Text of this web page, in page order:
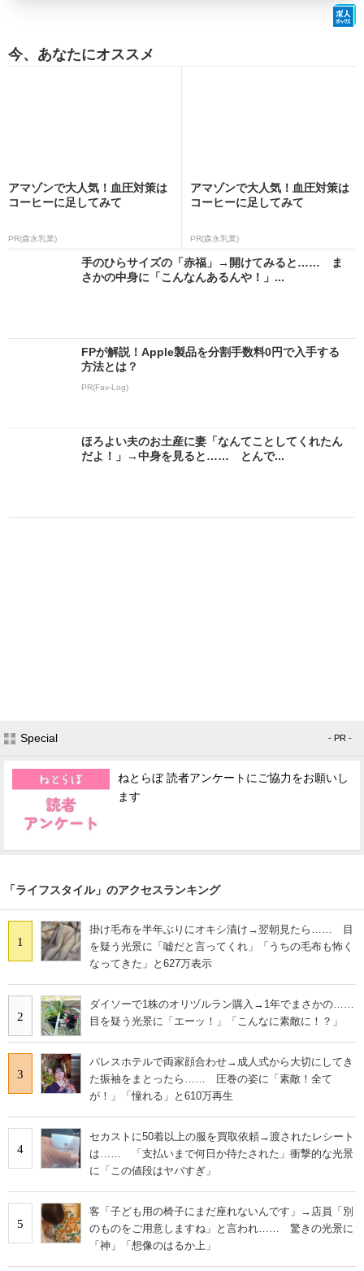
今、あなたにオススメ
アマゾンで大人気！血圧対策は
コーヒーに足してみて
PR(森永乳業)
アマゾンで大人気！血圧対策は
コーヒーに足してみて
PR(森永乳業)
手のひらサイズの「赤福」→開けてみると…… ま
さかの中身に「こんなんあるんや！」...
FPが解説！Apple製品を分割手数料0円で入手する
方法とは？
PR(Fav-Log)
ほろよい夫のお土産に妻「なんてことしてくれたん
だよ！」→中身を見ると…… とんで...
Special - PR -
ねとらぼ 読者アンケートにご協力をお願いし
ます
「ライフスタイル」のアクセスランキング
1
掛け毛布を半年ぶりにオキシ漬け→翌朝見たら…… 目
を疑う光景に「嘘だと言ってくれ」「うちの毛布も怖く
なってきた」と627万表示
2
ダイソーで1株のオリヅルラン購入→1年でまさかの……
目を疑う光景に「エーッ！」「こんなに素敵に！？」
3
パレスホテルで両家顔合わせ→成人式から大切にしてき
た振袖をまとったら…… 圧巻の姿に「素敵！全て
が！」「憧れる」と610万再生
4
セカストに50着以上の服を買取依頼→渡されたレシート
は…… 「支払いまで何日か待たされた」衝撃的な光景
に「この値段はヤバすぎ」
5
客「子ども用の椅子にまだ座れないんです」→店員「別
のものをご用意しますね」と言われ…… 驚きの光景に
「神」「想像のはるか上」